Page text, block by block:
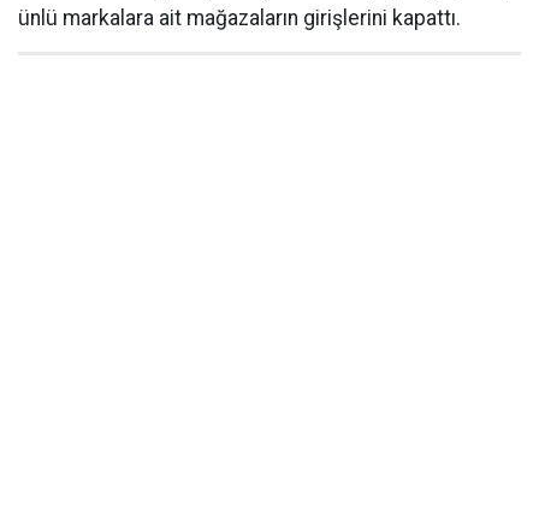
ünlü markalara ait mağazaların girişlerini kapattı.